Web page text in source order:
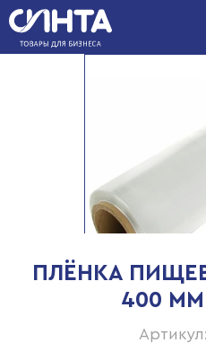
ПЛЁНКА
400